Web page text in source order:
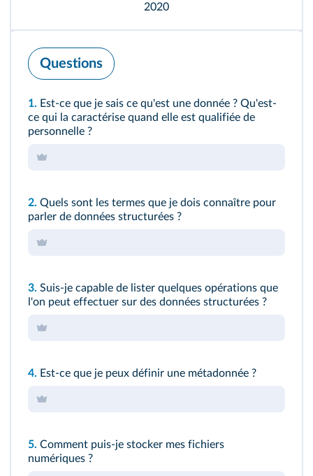
2020
Questions
1. Est-ce que je sais ce qu'est une donnée ? Qu'est-
ce qui la caractérise quand elle est qualifiée de
personnelle ?
2. Quels sont les termes que je dois connaître pour
parler de données structurées ?
3. Suis-je capable de lister quelques opérations que
l'on peut effectuer sur des données structurées ?
4. Est-ce que je peux définir une métadonnée ?
5. Comment puis-je stocker mes fichiers
numériques ?